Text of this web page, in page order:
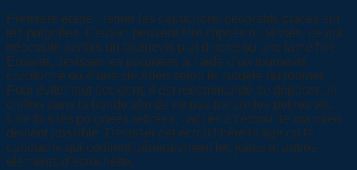
Première étape : retirer les capuchons décoratifs placés sur
les poignées. Ceux-ci peuvent être clipsés ou vissés, ce qui
nécessite parfois un tournevis plat discret ou une lame fine.
Ensuite, dévisser les poignées à l’aide d’un tournevis
cruciforme ou d’une clé Allen selon le modèle du robinet.
Pour éviter tout accident, il est recommandé de déposer un
chiffon dans la bonde afin de ne pas perdre les petites vis.
Une fois les poignées retirées, l’accès à l’écrou de maintien
devient possible. Dévisser cet écrou libère la tige ou la
cartouche qui contient généralement les joints et autres
éléments d’étanchéité.